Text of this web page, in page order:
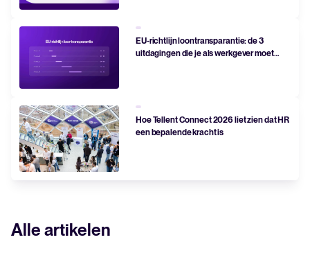
EU-richtlijn loontransparantie: de 3
uitdagingen die je als werkgever moet
Hoe Tellent Connect 2026 liet zien dat HR
een bepalende kracht is
Alle artikelen